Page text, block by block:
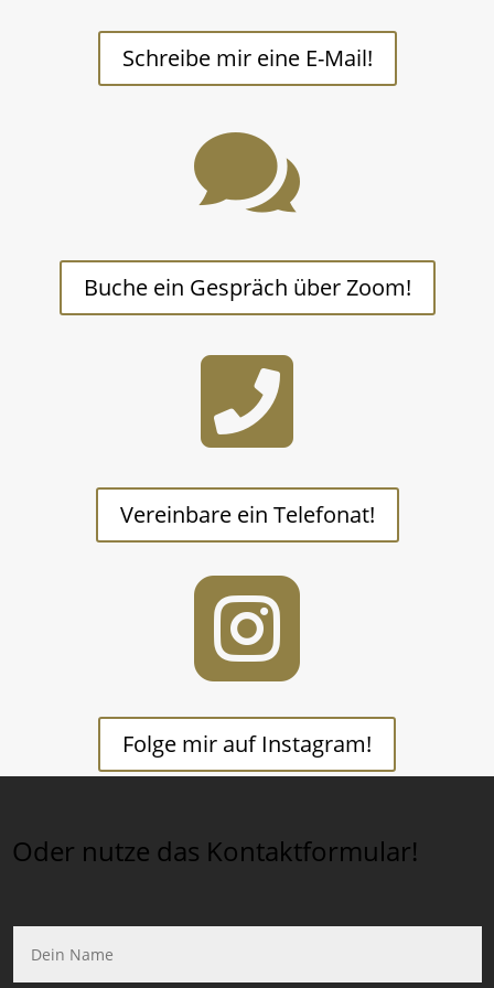
Schreibe mir eine E-Mail!

Buche ein Gespräch über Zoom!

Vereinbare ein Telefonat!

Folge mir auf Instagram!
Oder nutze das Kontaktformular!